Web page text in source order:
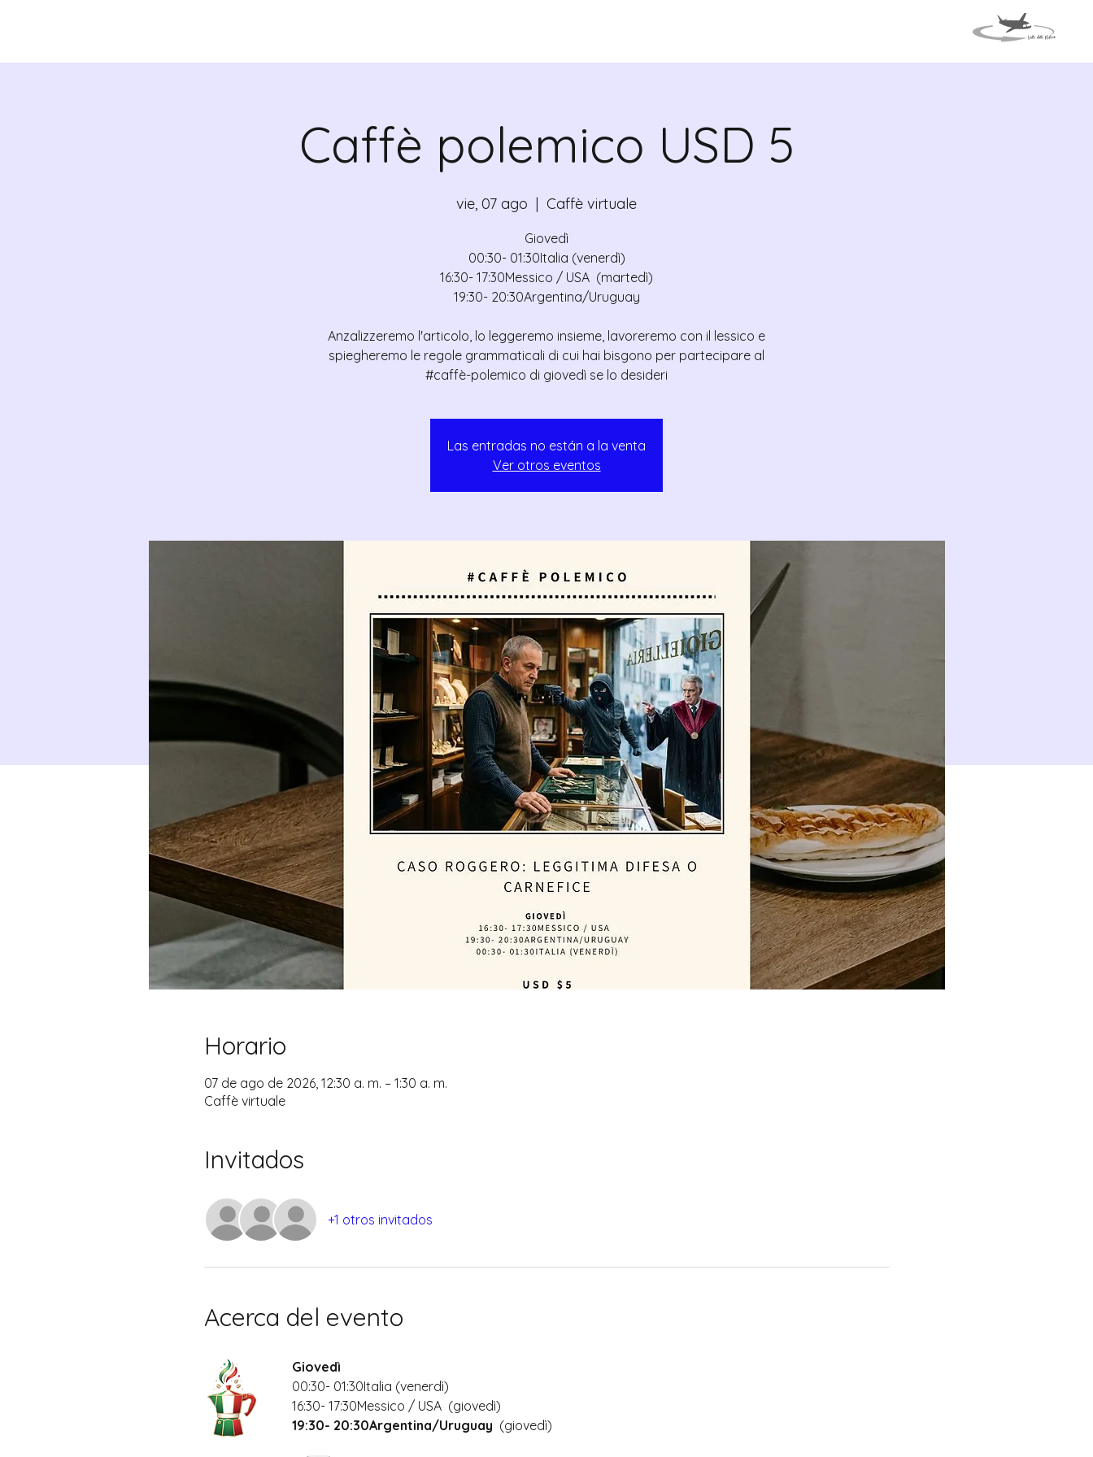
Caffè polemico USD 5
vie, 07 ago
  |
Caffè virtuale
Giovedì
00:30- 01:30Italia (venerdì)
16:30- 17:30Messico / USA (martedì)
19:30- 20:30Argentina/Uruguay
Anzalizzeremo l'articolo, lo leggeremo insieme, lavoreremo con il lessico e
spiegheremo le regole grammaticali di cui hai bisgono per partecipare al
#caffè-polemico di giovedì se lo desideri
Las entradas no están a la venta
Ver otros eventos
Horario
07 de ago de 2026, 12:30 a. m. – 1:30 a. m.
Caffè virtuale
Invitados
+1 otros invitados
Acerca del evento
Giovedì
00:30- 01:30Italia (venerdì)
16:30- 17:30Messico / USA  (giovedì)
19:30- 20:30Argentina/Uruguay (giovedì)